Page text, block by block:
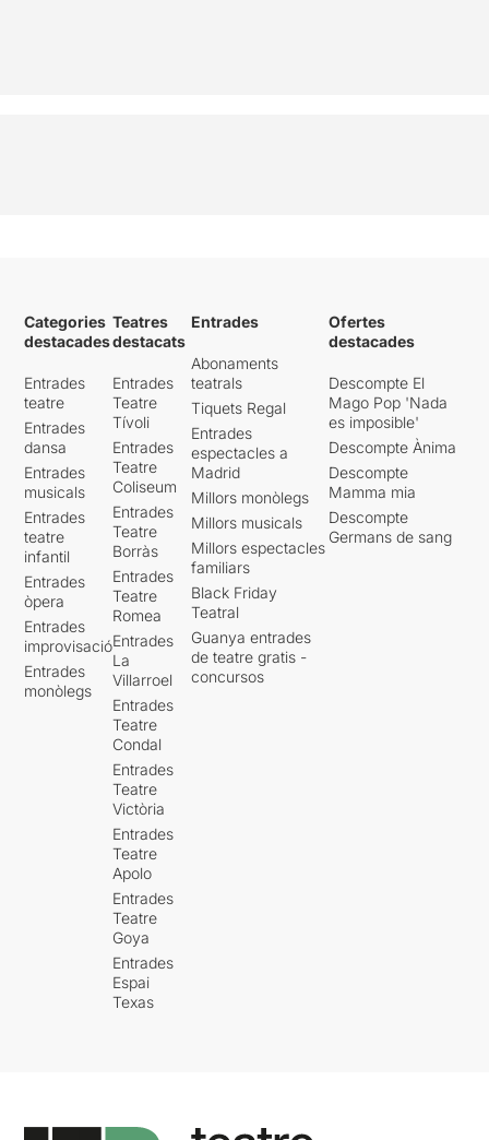
Categories
destacades
Entrades
teatre
Entrades
dansa
Entrades
musicals
Entrades
teatre
infantil
Entrades
òpera
Entrades
improvisació
Entrades
monòlegs
Teatres
destacats
Entrades
Teatre
Tívoli
Entrades
Teatre
Coliseum
Entrades
Teatre
Borràs
Entrades
Teatre
Romea
Entrades
La
Villarroel
Entrades
Teatre
Condal
Entrades
Teatre
Victòria
Entrades
Teatre
Apolo
Entrades
Teatre
Goya
Entrades
Espai
Texas
Entrades
Abonaments
teatrals
Tiquets Regal
Entrades
espectacles a
Madrid
Millors monòlegs
Millors musicals
Millors espectacles
familiars
Black Friday
Teatral
Guanya entrades
de teatre gratis -
concursos
Ofertes
destacades
Descompte El
Mago Pop 'Nada
es imposible'
Descompte Ànima
Descompte
Mamma mia
Descompte
Germans de sang